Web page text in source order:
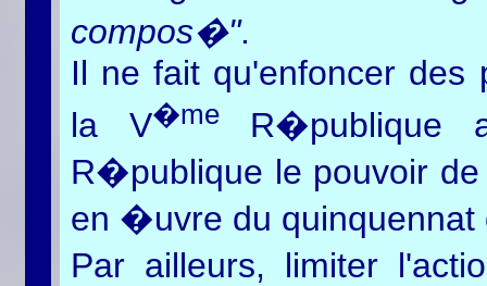
compos�".
Il ne fait qu'enfoncer des
la V�meR�publique
R�publique le pouvoir
en �uvre du
Par ailleurs, limiter